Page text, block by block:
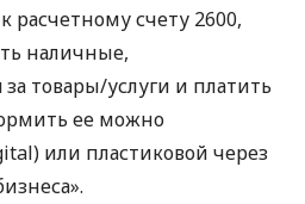
расчетному счету 2600,
наличные,
за товары/услуги и платить
ее можно
или пластиковой через